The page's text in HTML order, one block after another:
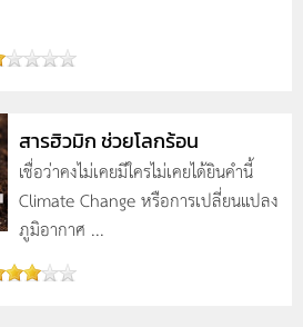
สารฮิวมิก ช่วยโลกร้อน
เชื่อว่าคงไม่เคยมีใครไม่เคยได้ยินคำนี้
Climate Change หรือการเปลี่ยนแปลง
ภูมิอากาศ ...